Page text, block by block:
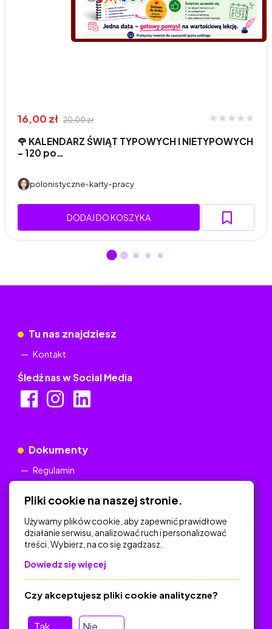
16,00 zł 20,00 zł
🌹 KALENDARZ ŚWIĄT TYPOWYCH I NIETYPOWYCH
– 120 po…
polonistyczne-karty-pracy
DODAJ DO KOSZYKA
Tu nas znajdziesz
Kontakt
Śledź nas w Social Media
Dokumenty
Regulamin
Na skróty
Polityka Prywatności
Regulamin
O platformie
Baza materiałów dydaktycznych
Pliki cookie na naszej stronie.
Używamy plików cookie, aby zapewnić prawidłowe
działanie serwisu, analizować ruch i personalizować
treści. Wybierz, na co się zgadzasz.
Dowiedz się więcej
Tak Nie
Czy akceptujesz pliki cookie analityczne?